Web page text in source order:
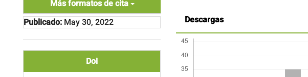
Más formatos de cita
Publicado: May 30, 2022
Doi
Descargas